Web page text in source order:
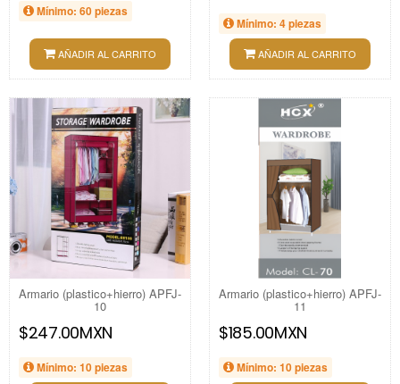
Mínimo: 60 piezas
AÑADIR AL CARRITO
Mínimo: 4 piezas
AÑADIR AL CARRITO
Armario (plastico+hierro) APFJ-
10
$247.00MXN
Mínimo: 10 piezas
Armario (plastico+hierro) APFJ-
11
$185.00MXN
Mínimo: 10 piezas